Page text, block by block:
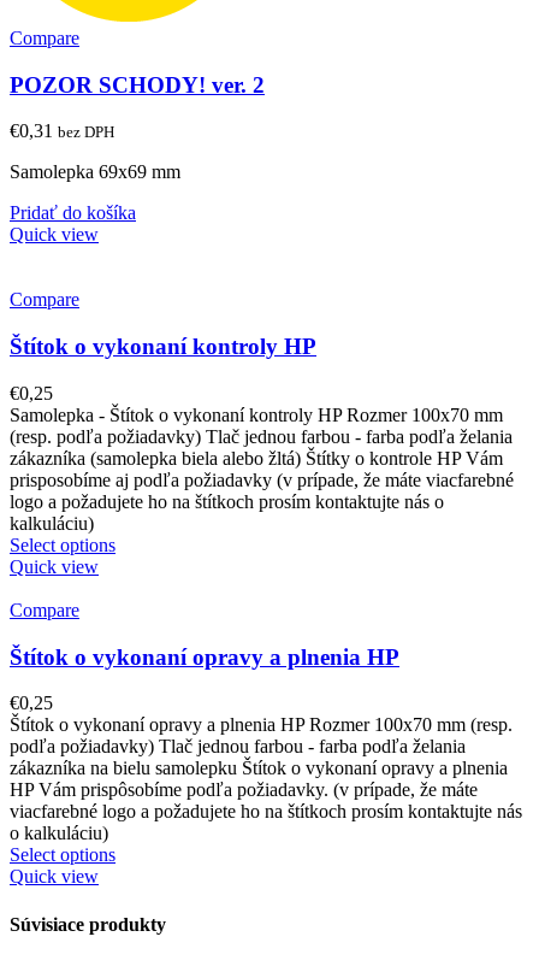
Compare
POZOR SCHODY! ver. 2
€0,31 bez DPH
Samolepka 69x69 mm
Pridať do košíka
Quick view
Compare
Štítok o vykonaní kontroly HP
€0,25
Samolepka - Štítok o vykonaní kontroly HP Rozmer 100x70 mm
(resp. podľa požiadavky) Tlač jednou farbou - farba podľa želania
zákazníka (samolepka biela alebo žltá) Štítky o kontrole HP Vám
prisposobíme aj podľa požiadavky (v prípade, že máte viacfarebné
logo a požadujete ho na štítkoch prosím kontaktujte nás o
kalkuláciu)
Select options
Quick view
Compare
Štítok o vykonaní opravy a plnenia HP
€0,25
Štítok o vykonaní opravy a plnenia HP Rozmer 100x70 mm (resp.
podľa požiadavky) Tlač jednou farbou - farba podľa želania
zákazníka na bielu samolepku Štítok o vykonaní opravy a plnenia
HP Vám prispôsobíme podľa požiadavky. (v prípade, že máte
viacfarebné logo a požadujete ho na štítkoch prosím kontaktujte nás
o kalkuláciu)
Select options
Quick view
Súvisiace produkty